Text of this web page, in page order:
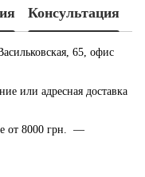
Консультация
65, офис
или адресная доставка
от 8000 грн. —